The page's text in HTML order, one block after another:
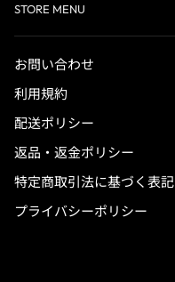
STORE MENU
お問い合わせ
利用規約
配送ポリシー
返品・返金ポリシー
特定商取引法に基づく表記
プライバシーポリシー